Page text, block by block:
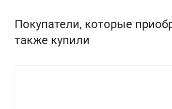
Покупатели, которые
также купили